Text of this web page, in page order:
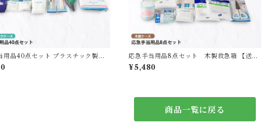
用品40点セット プラスチック製救
料無料】
応急手当用品8点セット 木製救急箱 【送料
無料】
¥5,480
商品一覧に戻る